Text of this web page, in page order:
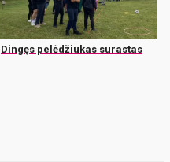
Dingęs pelėdžiukas surastas